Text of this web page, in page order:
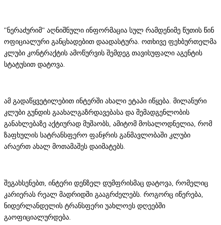
"ნერაძურიმ" აღნიშნული ინფორმაცია სულ რამდენიმე წუთის წინ
ოფიციალური განცხადებით დაადასტურა. ოთხივე ფეხბურთელმა
კლუბი კონტრაქტის ამოწურვის შემდეგ თავისუფალი აგენტის
სტატუსით დატოვა.
ამ გადაწყვეტილებით ინტერში ახალი ეტაპი იწყება. მილანური
კლუბი გუნდის გაახალგაზრდავებასა და შემადგენლობის
განახლებაზე აქტიურად მუშაობს, ამიტომ მოსალოდნელია, რომ
ზაფხულის სატრანსფერო ფანჯრის განმავლობაში კლუბი
არაერთ ახალ მოთამაშეს დაიმატებს.
შეგახსენებთ, ინტერი დენზელ დუმფრისმაც დატოვა, რომელიც
კარიერას რეალ მადრიდში გააგრძელებს. როგორც იწერება,
ნიდერლანდელის ტრანსფერი უახლოეს დღეებში
გაოფიციალურდება.